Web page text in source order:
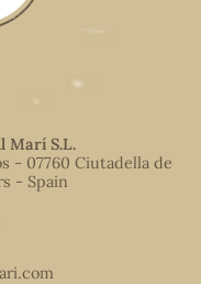
Marí S.L.
- 07760 Ciutadella de
- Spain